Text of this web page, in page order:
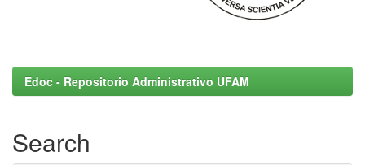
Edoc - Repositorio Administrativo UFAM
Search